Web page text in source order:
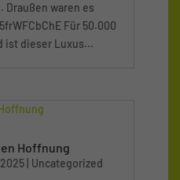
Draußen waren es
Für 50.000
ist dieser Luxus...
Hoffnung
Uncategorized